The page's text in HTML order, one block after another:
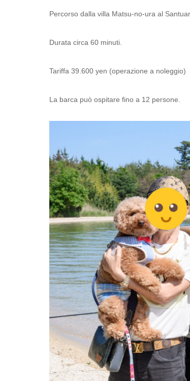
Percorso dalla villa Matsu-no-ura al
Durata circa 60 minuti.
Tariffa 39.600 yen (operazione a noleggio)
La barca può ospitare fino a 12 persone.